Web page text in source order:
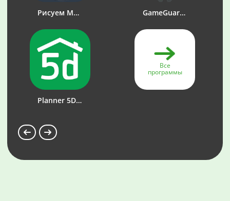
Рисуем Мультфильмы 2 GameGuardian
Planner 5D - Дизайн Интерьера
Все
программы